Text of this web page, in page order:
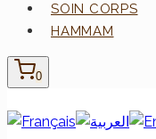
SOIN CORPS
HAMMAM
0